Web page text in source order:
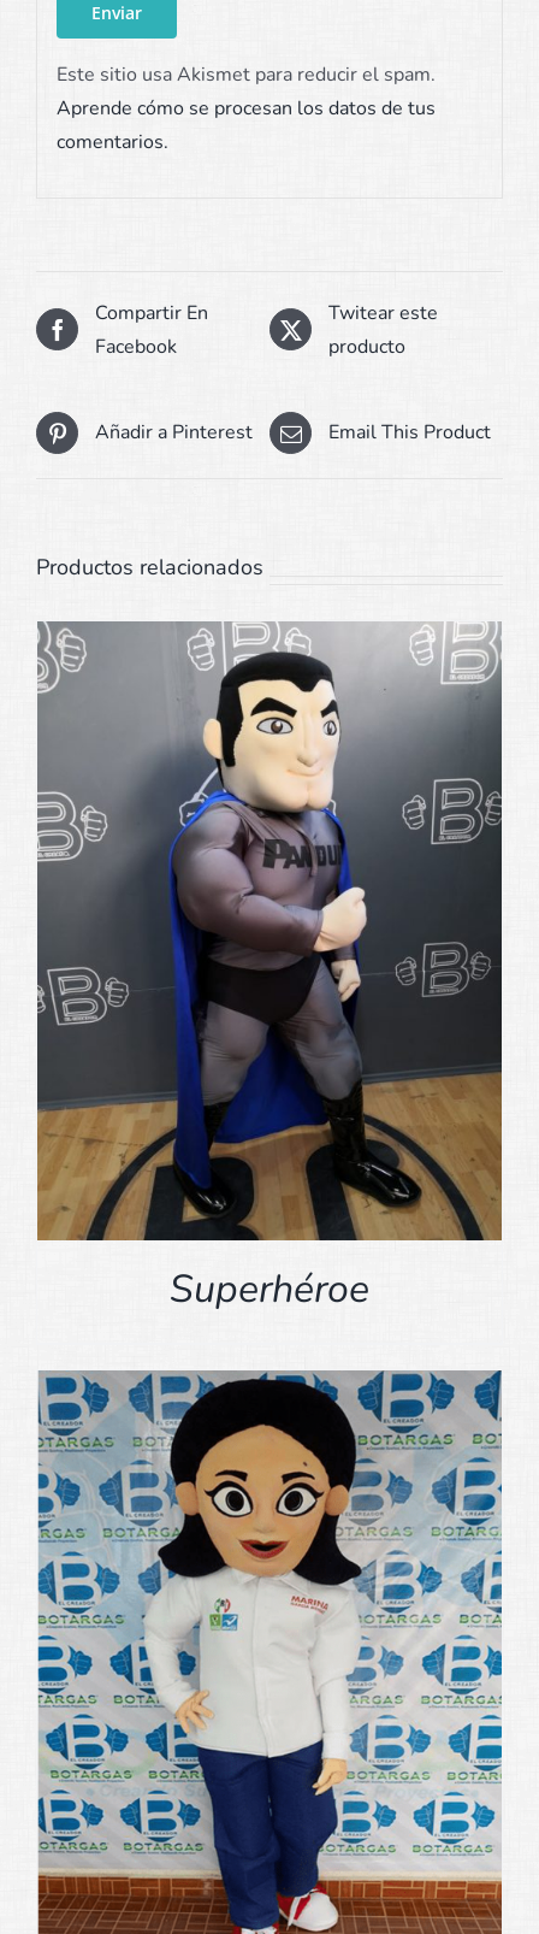
Este sitio usa Akismet para reducir el spam.
Aprende cómo se procesan los datos de tus
comentarios.
Compartir En
Facebook
Twitear este
producto
Añadir a Pinterest Email This Product
Productos relacionados
Superhéroe